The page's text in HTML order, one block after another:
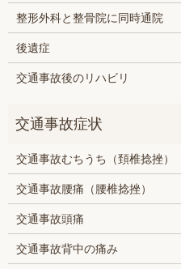
整形外科と整骨院に同時通院
後遺症
交通事故後のリハビリ
交通事故むちうち（頚椎捻挫）
交通事故腰痛（腰椎捻挫）
交通事故頭痛
交通事故背中の痛み